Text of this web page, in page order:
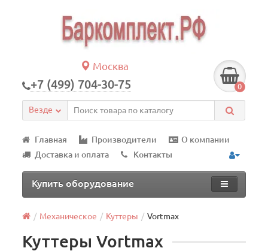
Москва
+7 (499) 704-30-75 0
Везде
Главная Производители
О компании
Доставка и оплата
Контакты
Купить оборудование
Механическое Куттеры Vortmax
Куттеры Vortmax